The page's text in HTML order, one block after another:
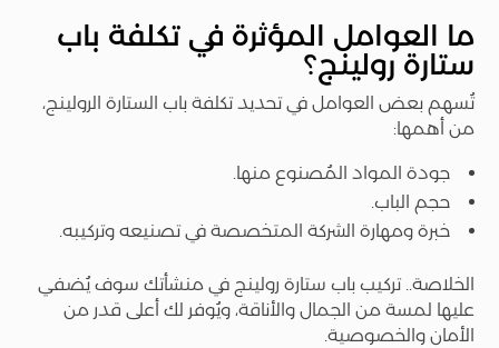
ما العوامل المؤثرة في تكلفة باب
ستارة رولينج؟
تُسهم بعض العوامل في تحديد تكلفة باب الستارة الرولينج،
من أهمها:
جودة المواد المُصنوع منها.
حجم الباب.
خبرة ومهارة الشركة المتخصصة في تصنيعه وتركيبه.
الخلاصة.. تركيب باب ستارة رولينج في منشأتك سوف يُضفي
عليها لمسة من الجمال والأناقة، ويُوفر لك أعلى قدر من
الأمان والخصوصية.